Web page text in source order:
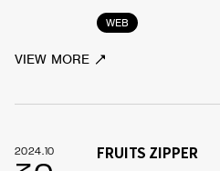
WEB
VIEW MORE
2024.10 FRUITS ZIPPER